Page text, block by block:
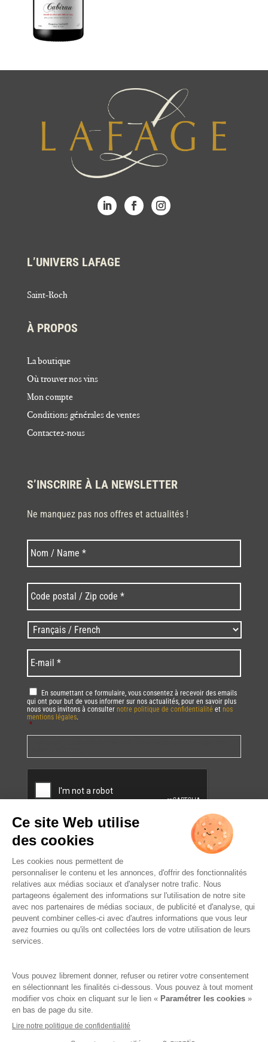
L’UNIVERS LAFAGE
Saint-Roch
À PROPOS
La boutique
Où trouver nos vins
Mon compte
Conditions générales de ventes
Contactez-nous
S’INSCRIRE À LA NEWSLETTER
Ne manquez pas nos offres et actualités !
Nom * Nom
postal
/
Zip
code
* *
Langues
/
Language *
mail *
RGPD *
En soumettant ce formulaire, vous consentez à recevoir des emails
qui ont pour but de vous informer sur nos actualités, pour en savoir plus
nous vous invitons à consulter notre politique de confidentialité et nos
mentions légales.
*
MODÉRATION.
Famille Lafage
RGPD – Politique de confidentialité